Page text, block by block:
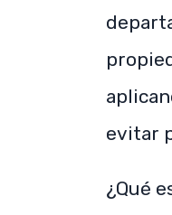
evitar
¿Qué